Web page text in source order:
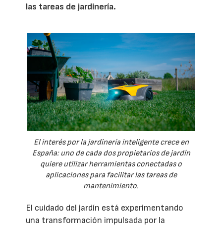
las tareas de jardinería.
El interés por la jardinería inteligente crece en
España: uno de cada dos propietarios de jardín
quiere utilizar herramientas conectadas o
aplicaciones para facilitar las tareas de
mantenimiento.
El cuidado del jardín está experimentando
una transformación impulsada por la